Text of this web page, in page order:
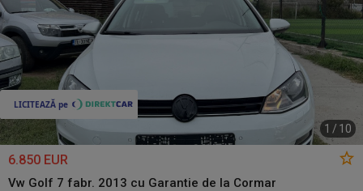
1 / 10
6.850 EUR
Vw Golf 7 fabr. 2013 cu Garantie de la Cormar